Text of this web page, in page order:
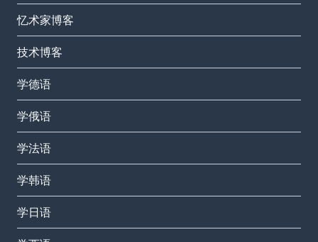
忆术家博客
技术博客
学德语
学俄语
学法语
学韩语
学日语